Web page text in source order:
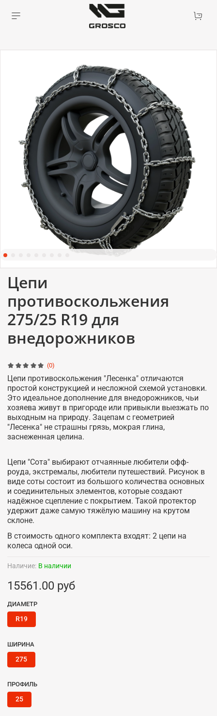
(0)
Наличие: В наличии
Цепи
противоскольжения
275/25 R19 для
внедорожников
15561.00 руб
ДИАМЕТР
R19
ШИРИНА
275
ПРОФИЛЬ
25
Цепи противоскольжения "Лесенка" отличаются
простой конструкцией и несложной схемой установки.
Это идеальное дополнение для внедорожников, чьи
хозяева живут в пригороде или привыкли выезжать по
выходным на природу. Зацепам с геометрией
"Лесенка" не страшны грязь, мокрая глина,
заснеженная целина.
Цепи "Сота" выбирают отчаянные любители офф-
роуда, экстремалы, любители путешествий. Рисунок в
виде соты состоит из большого количества основных
и соединительных элементов, которые создают
надёжное сцепление с покрытием. Такой протектор
удержит даже самую тяжёлую машину на крутом
склоне.
В стоимость одного комплекта входят: 2 цепи на
колеса одной оси.